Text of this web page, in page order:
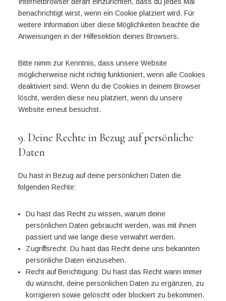
benachrichtigt wirst, wenn ein Cookie platziert wird. Für
weitere Information über diese Möglichkeiten beachte die
Anweisungen in der Hilfesektion deines Browsers.
Bitte nimm zur Kenntnis, dass unsere Website
möglicherweise nicht richtig funktioniert, wenn alle Cookies
deaktiviert sind. Wenn du die Cookies in deinem Browser
löscht, werden diese neu platziert, wenn du unsere
Website erneut besuchst.
9. Deine Rechte in Bezug auf persönliche
Daten
Du hast in Bezug auf deine persönlichen Daten die
folgenden Rechte:
Du hast das Recht zu wissen, warum deine
persönlichen Daten gebraucht werden, was mit ihnen
passiert und wie lange diese verwahrt werden.
Zugriffsrecht: Du hast das Recht deine uns bekannten
persönliche Daten einzusehen.
Recht auf Berichtigung: Du hast das Recht wann immer
du wünscht, deine persönlichen Daten zu ergänzen, zu
korrigieren sowie gelöscht oder blockiert zu bekommen.